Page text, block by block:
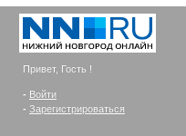
Привет, Гость !
- Войти
- Зарегистрироваться